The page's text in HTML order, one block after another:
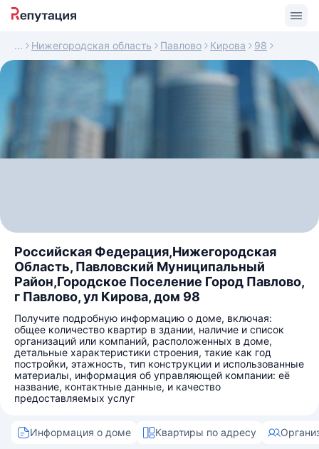
Нижегородская область Павлово Кирова 98
Российская Федерация,Нижегородская
Область, Павловский Муниципальный
Район,Городское Поселение Город Павлово,
г Павлово, ул Кирова, дом 98
Получите подробную информацию о доме, включая:
общее количество квартир в здании, наличие и список
организаций или компаний, расположенных в доме,
детальные характеристики строения, такие как год
постройки, этажность, тип конструкции и использованные
материалы, информация об управляющей компании: её
название, контактные данные, и качество
предоставляемых услуг
Информация о доме Квартиры по адресу